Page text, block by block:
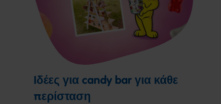
Ιδέες για candy bar για κάθε
περίσταση